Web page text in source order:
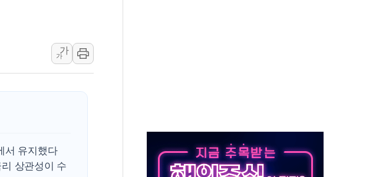
염색공장서 화재 1명 중상…대응 1단계 진압 중
부 장관 "주 52시간 손봐야, 경쟁상대 中과 비교해야"
"오산기지 누출, 백린 아닌 무해한 표면 부식 물질"
가
가
서 유지했다
상관성이 수